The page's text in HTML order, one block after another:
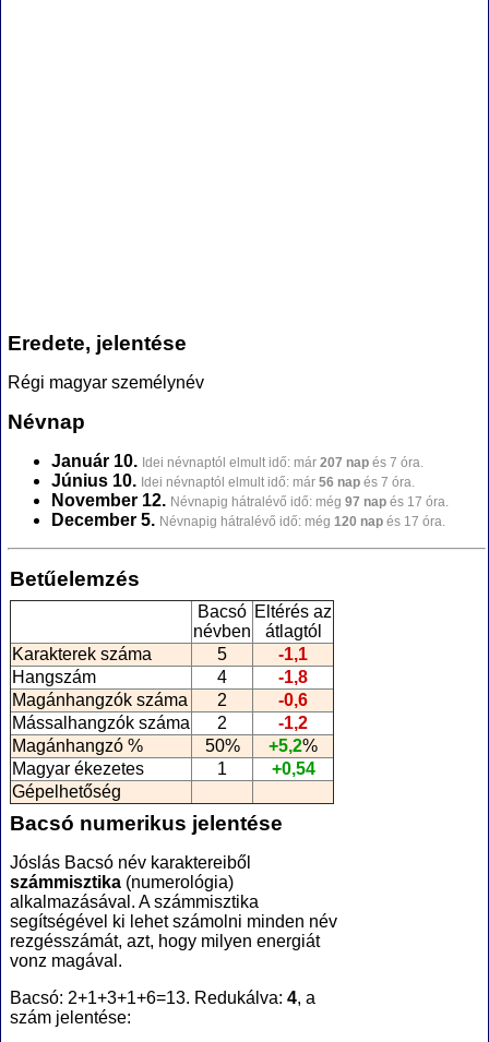
Eredete, jelentése
Régi magyar személynév
Névnap
Január 10. Idei névnaptól elmult idő: már 207 nap és 7 óra.
Június 10. Idei névnaptól elmult idő: már 56 nap és 7 óra.
November 12. Névnapig hátralévő idő: még 97 nap és 17 óra.
December 5. Névnapig hátralévő idő: még 120 nap és 17 óra.
Betűelemzés
Bacsó
névben
Eltérés az
átlagtól
Karakterek száma
5
-1,1
Hangszám
4
-1,8
Magánhangzók száma
2
-0,6
Mássalhangzók száma
2
-1,2
Magánhangzó %
50% +5,2%
Magyar ékezetes
1
+0,54
Gépelhetőség
Bacsó numerikus jelentése
Jóslás Bacsó név karaktereiből
számmisztika (numerológia)
alkalmazásával. A számmisztika
segítségével ki lehet számolni minden név
rezgésszámát, azt, hogy milyen energiát
vonz magával.
Bacsó: 2+1+3+1+6=13. Redukálva: 4, a
szám jelentése: